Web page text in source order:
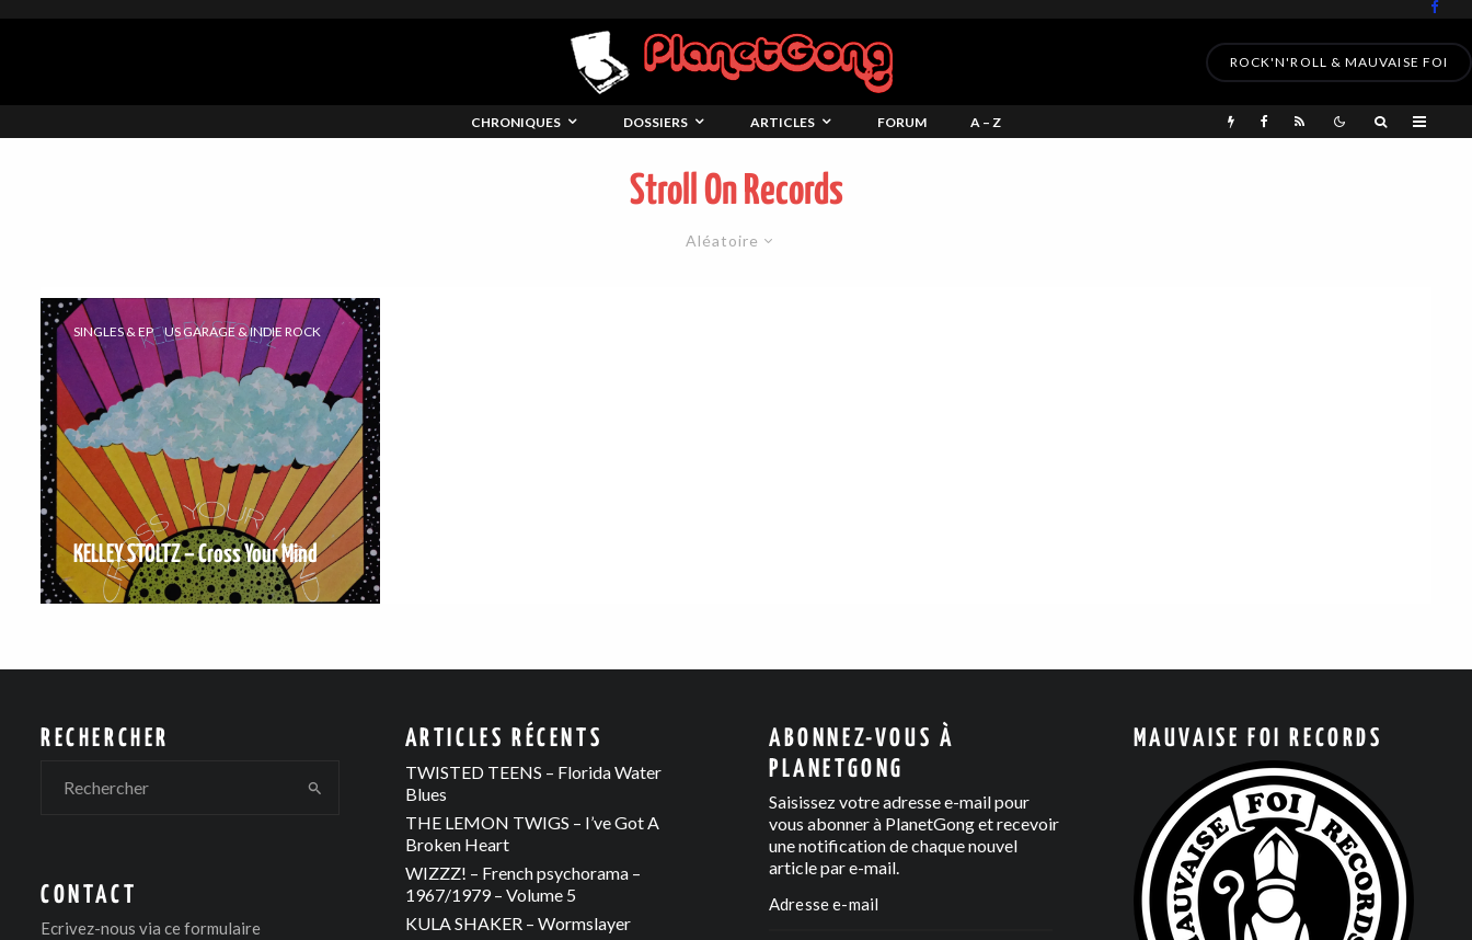
ROCK'N'ROLL & MAUVAISE FOI
CHRONIQUES DOSSIERS ARTICLES FORUM A – Z
Stroll On Records
Aléatoire
SINGLES & EP US GARAGE & INDIE ROCK
KELLEY STOLTZ – Cross Your Mind
RECHERCHER
CONTACT
Ecrivez-nous via ce formulaire
ARTICLES RÉCENTS
TWISTED TEENS – Florida Water
Blues
THE LEMON TWIGS – I’ve Got A
Broken Heart
WIZZZ! – French psychorama –
1967/1979 – Volume 5
KULA SHAKER – Wormslayer
ABONNEZ-VOUS À
PLANETGONG
Saisissez votre adresse e-mail pour
vous abonner à PlanetGong et recevoir
une notification de chaque nouvel
article par e-mail.
MAUVAISE FOI RECORDS